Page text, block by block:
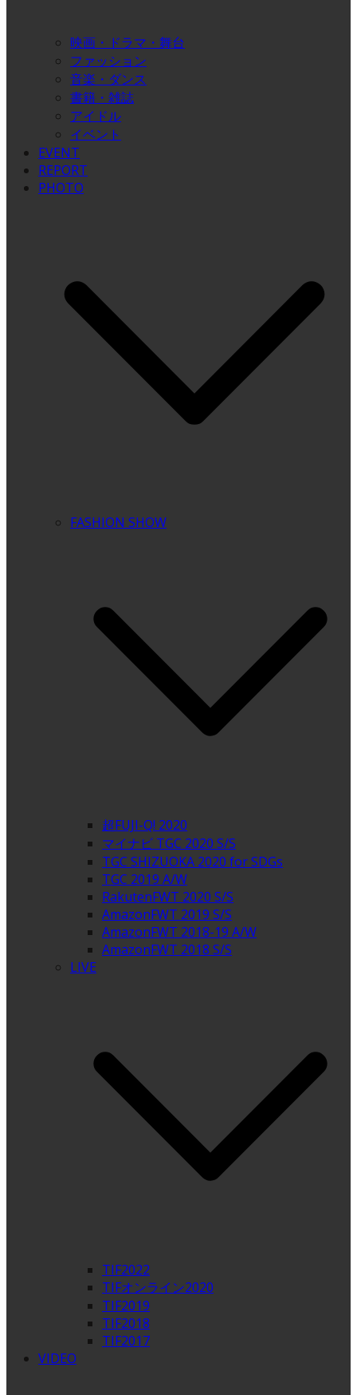
映画・ドラマ・舞台
ファッション
音楽・ダンス
書籍・雑誌
アイドル
イベント
EVENT
REPORT
PHOTO
FASHION SHOW
超FUJI-Q! 2020
マイナビ TGC 2020 S/S
TGC SHIZUOKA 2020 for SDGs
TGC 2019 A/W
RakutenFWT 2020 S/S
AmazonFWT 2019 S/S
AmazonFWT 2018-19 A/W
AmazonFWT 2018 S/S
LIVE
TIF2022
TIFオンライン2020
TIF2019
TIF2018
TIF2017
VIDEO